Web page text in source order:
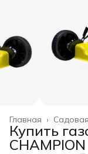
Главная ›
Купить